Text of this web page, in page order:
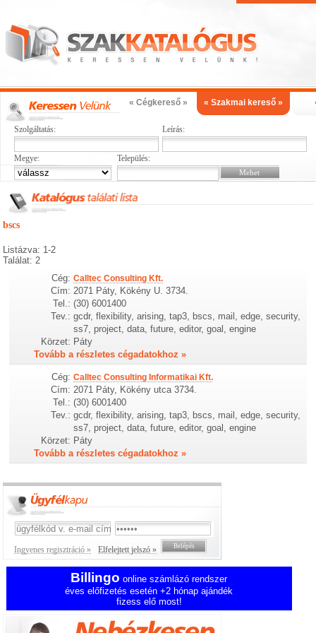
« Cégkereső » « Szakmai kereső »
Szolgáltatás: Leírás:
Megye: Település:
bscs
Listázva: 1-2
Találat: 2
Cég: Calltec Consulting Kft.
Cím: 2071 Páty, Kökény U. 3734.
Tel.: (30) 6001400
Tev.: gcdr, flexibility, arising, tap3, bscs, mail, edge, security,
ss7, project, data, future, editor, goal, engine
Körzet: Páty
Tovább a részletes cégadatokhoz »
Cég: Calltec Consulting Informatikai Kft.
Cím: 2071 Páty, Kökény utca 3734.
Tel.: (30) 6001400
Tev.: gcdr, flexibility, arising, tap3, bscs, mail, edge, security,
ss7, project, data, future, editor, goal, engine
Körzet: Páty
Tovább a részletes cégadatokhoz »
Ingyenes regisztráció » Elfelejtett jelszó »
Billingo online számlázó rendszer
éves előfizetés esetén +2 hónap ajándék
fizess elő most!